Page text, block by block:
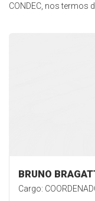
CONDEC, nos termos
BRUNO
Cargo: